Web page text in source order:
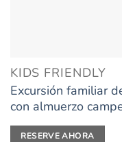
KIDS FRIENDLY
Excursión familiar
con almuerzo
RESERVE AHORA